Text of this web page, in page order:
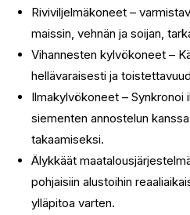
Riviviljelmäkoneet –
maissin, vehnän ja soijan,
Vihannesten kylvökoneet –
hellävaraisesti ja
Ilmakylvökoneet – Synkronoi
siementen annostelun
takaamiseksi.
Älykkäät
pohjaisiin alustoihin
ylläpitoa varten.